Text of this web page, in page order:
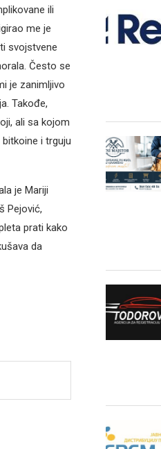
ili
me je
svojstvene
Često se
je zanimljivo
Takođe,
ali sa kojom
i trguju
je Mariji
Pejović,
prati kako
da